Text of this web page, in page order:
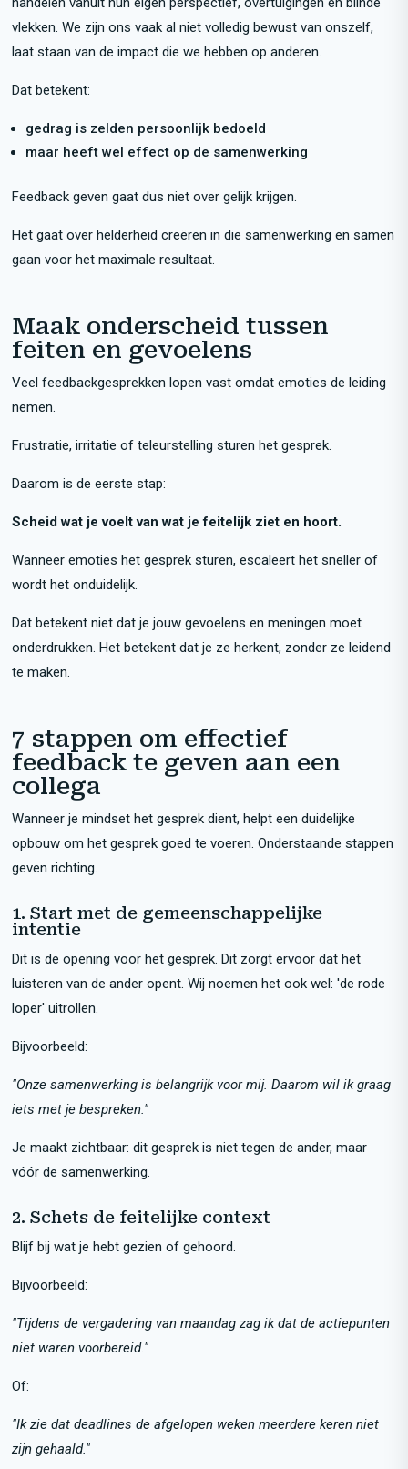
vlekken. We zijn ons vaak al niet volledig bewust van onszelf,
laat staan van de impact die we hebben op anderen.
Dat betekent:
gedrag is zelden persoonlijk bedoeld
maar heeft wel effect op de samenwerking
Feedback geven gaat dus niet over gelijk krijgen.
Het gaat over helderheid creëren in die samenwerking en samen
gaan voor het maximale resultaat.
Maak onderscheid tussen
feiten en gevoelens
Veel feedbackgesprekken lopen vast omdat emoties de leiding
nemen.
Frustratie, irritatie of teleurstelling sturen het gesprek.
Daarom is de eerste stap:
Scheid wat je voelt van wat je feitelijk ziet en hoort.
Wanneer emoties het gesprek sturen, escaleert het sneller of
wordt het onduidelijk.
Dat betekent niet dat je jouw gevoelens en meningen moet
onderdrukken. Het betekent dat je ze herkent, zonder ze leidend
te maken.
7 stappen om effectief
feedback te geven aan een
collega
Wanneer je mindset het gesprek dient, helpt een duidelijke
opbouw om het gesprek goed te voeren. Onderstaande stappen
geven richting.
1. Start met de gemeenschappelijke
intentie
Dit is de opening voor het gesprek. Dit zorgt ervoor dat het
luisteren van de ander opent. Wij noemen het ook wel: 'de rode
loper' uitrollen.
Bijvoorbeeld:
"Onze samenwerking is belangrijk voor mij. Daarom wil ik graag
iets met je bespreken."
Je maakt zichtbaar: dit gesprek is niet tegen de ander, maar
vóór de samenwerking.
2. Schets de feitelijke context
Blijf bij wat je hebt gezien of gehoord.
Bijvoorbeeld:
"Tijdens de vergadering van maandag zag ik dat de actiepunten
niet waren voorbereid."
Of:
"Ik zie dat deadlines de afgelopen weken meerdere keren niet
zijn gehaald."